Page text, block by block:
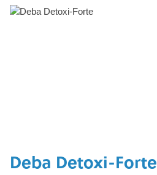
Ignorer la galerie d'images
Deba Detoxi-Forte